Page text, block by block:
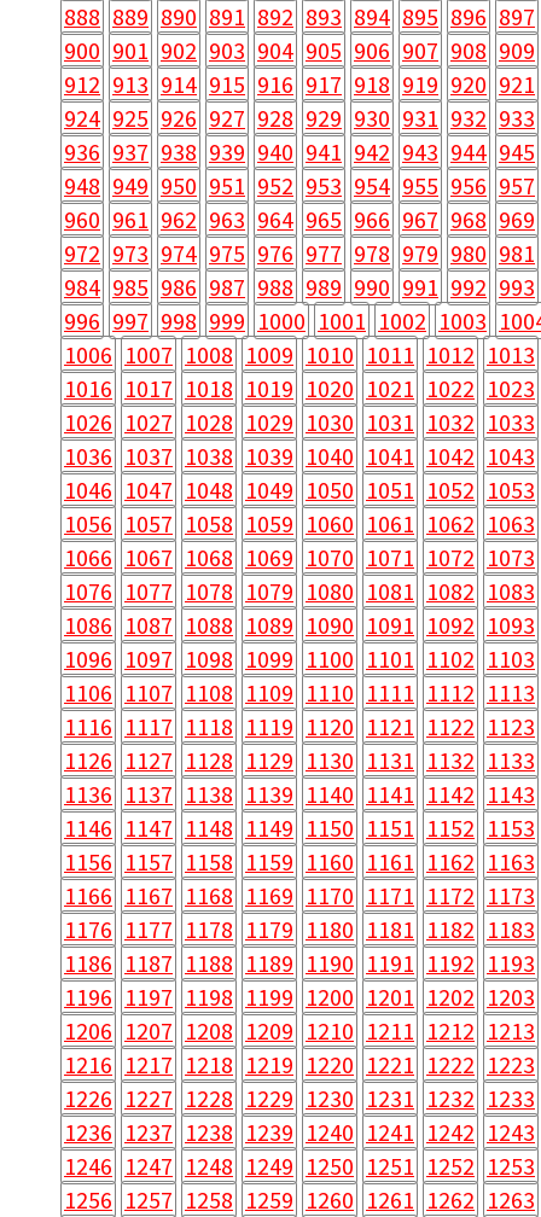
888 889 890 891 892 893 894 895 896 897
900 901 902 903 904 905 906 907 908 909
912 913 914 915 916 917 918 919 920 921
924 925 926 927 928 929 930 931 932 933
936 937 938 939 940 941 942 943 944 945
948 949 950 951 952 953 954 955 956 957
960 961 962 963 964 965 966 967 968 969
972 973 974 975 976 977 978 979 980 981
984 985 986 987 988 989 990 991 992 993
996 997 998 999 1000 1001 1002 1003
1006 1007 1008 1009 1010 1011 1012 1013
1016 1017 1018 1019 1020 1021 1022 1023
1026 1027 1028 1029 1030 1031 1032 1033
1036 1037 1038 1039 1040 1041 1042 1043
1046 1047 1048 1049 1050 1051 1052 1053
1056 1057 1058 1059 1060 1061 1062 1063
1066 1067 1068 1069 1070 1071 1072 1073
1076 1077 1078 1079 1080 1081 1082 1083
1086 1087 1088 1089 1090 1091 1092 1093
1096 1097 1098 1099 1100 1101 1102 1103
1106 1107 1108 1109 1110 1111 1112 1113
1116 1117 1118 1119 1120 1121 1122 1123
1126 1127 1128 1129 1130 1131 1132 1133
1136 1137 1138 1139 1140 1141 1142 1143
1146 1147 1148 1149 1150 1151 1152 1153
1156 1157 1158 1159 1160 1161 1162 1163
1166 1167 1168 1169 1170 1171 1172 1173
1176 1177 1178 1179 1180 1181 1182 1183
1186 1187 1188 1189 1190 1191 1192 1193
1196 1197 1198 1199 1200 1201 1202 1203
1206 1207 1208 1209 1210 1211 1212 1213
1216 1217 1218 1219 1220 1221 1222 1223
1226 1227 1228 1229 1230 1231 1232 1233
1236 1237 1238 1239 1240 1241 1242 1243
1246 1247 1248 1249 1250 1251 1252 1253
1256 1257 1258 1259 1260 1261 1262 1263